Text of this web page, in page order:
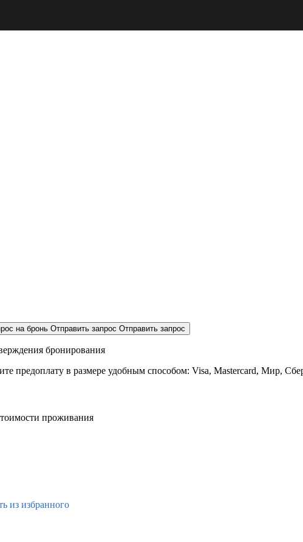
на бронь Отправить запрос Отправить запрос
бронирования
предоплату в размере удобным способом: Visa, Mastercard, Мир,
проживания
из избранного